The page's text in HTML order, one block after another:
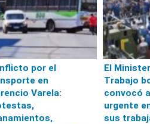
por el
en
Varela:
El
Trabajo
convocó
urgente
sus